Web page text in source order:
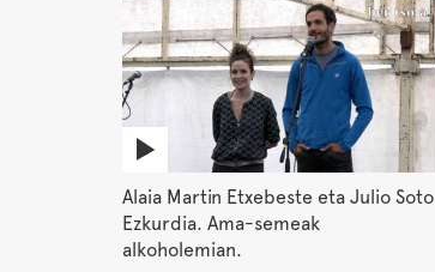
Alaia Martin Etxebeste eta Julio Soto
Ezkurdia. Ama-semeak
alkoholemian.